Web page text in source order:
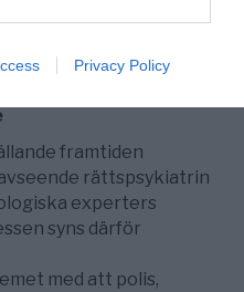
Privacy Policy
en sekt med ett
objektiv granskning
dennes information.
framtiden
rättspsykiatrin
experters
syns därför
med att polis,